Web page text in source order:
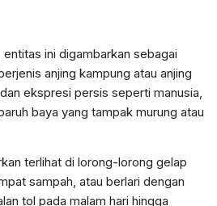
ini digambarkan sebagai
anjing kampung atau anjing
ekspresi persis seperti manusia,
baya yang tampak murung atau
terlihat di lorong-lorong gelap
sampah, atau berlari dengan
tol pada malam hari hingga